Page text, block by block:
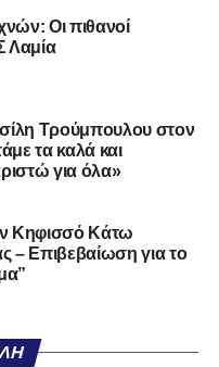
μία γεμάτη χρονιά
Στο παρελθόν
πέρασε και από ομάδες
Nocerina, S. Maria
την
τον Απόλλωνα Σμύρνης.
του Σαρωνικού και
Newsγια να
στην Ελλάδα και τον
Οι πιθανοί
Λαμία
Τρούμπουλου στον
τα καλά και
για όλα»
Κηφισσό Κάτω
– Επιβεβαίωση για το